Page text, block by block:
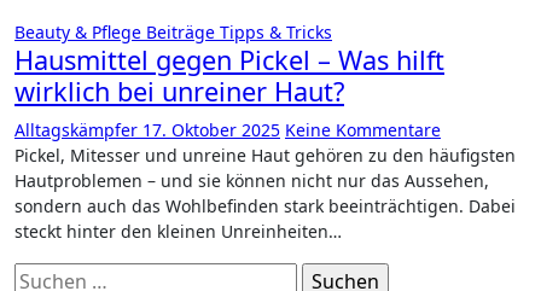
Beauty & Pflege Beiträge Tipps & Tricks
Hausmittel gegen Pickel – Was hilft
wirklich bei unreiner Haut?
Alltagskämpfer 17. Oktober 2025 Keine Kommentare
Pickel, Mitesser und unreine Haut gehören zu den häufigsten
Hautproblemen – und sie können nicht nur das Aussehen,
sondern auch das Wohlbefinden stark beeinträchtigen. Dabei
steckt hinter den kleinen Unreinheiten…
Suchen